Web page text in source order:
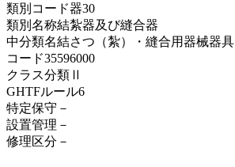
類別コード器30
類別名称結紮器及び縫合器
中分類名結さつ（紮）・縫合用器械器具
コード35596000
クラス分類 Ⅱ
GHTFルール6
特定保守 －
設置管理 －
修理区分 －